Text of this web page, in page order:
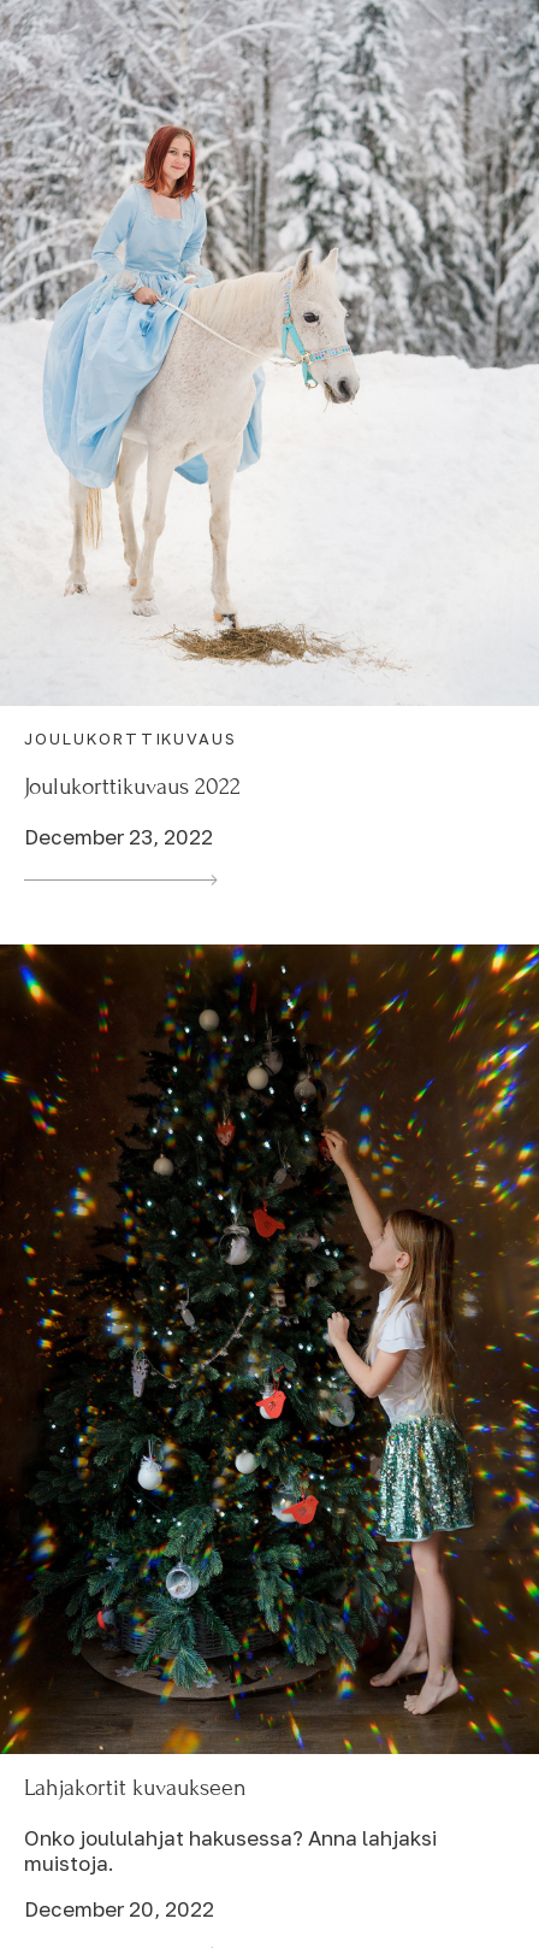
JOULUKORTTIKUVAUS
Joulukorttikuvaus 2022
December 23, 2022
Lahjakortit kuvaukseen
Onko joululahjat hakusessa? Anna lahjaksi
muistoja.
December 20, 2022